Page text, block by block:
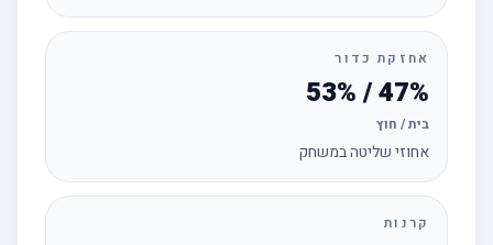
אחזקת כדור
47% / 53%
בית / חוץ
אחוזי שליטה במשחק
קרנות